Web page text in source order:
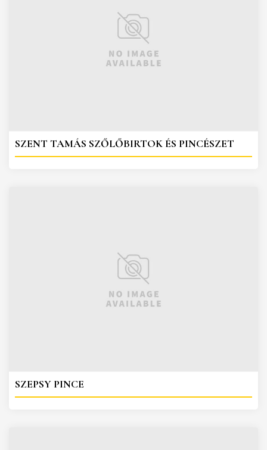
SZENT TAMÁS SZŐLŐBIRTOK ÉS PINCÉSZET
SZEPSY PINCE